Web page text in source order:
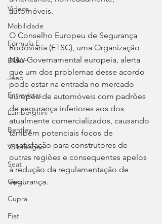
Videos
Mobilidade
Fórmula E
BMW
Jeep
Entrevistas
Lamborghini
Bentley
Volkswagen
Seat
Opel
Cupra
Fiat
automóveis.
O Conselho Europeu de Segurança
Rodoviária (ETSC), uma Organização
Não-Governamental europeia, alerta
que um dos problemas desse acordo
pode estar na entrada no mercado
europeu de automóveis com padrões
de segurança inferiores aos dos
atualmente comercializados, causando
também potenciais focos de
insatisfação para construtores de
outras regiões e consequentes apelos
à redução da regulamentação de
segurança.